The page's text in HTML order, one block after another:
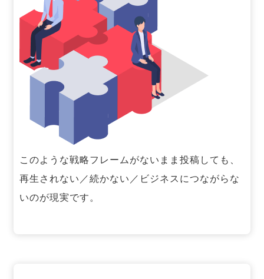
このような戦略フレームがないまま投稿しても、
再生されない／続かない／ビジネスにつながらな
いのが現実です。